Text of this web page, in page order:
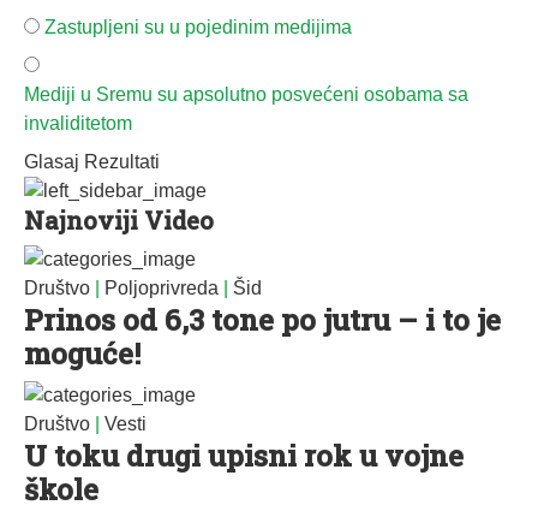
Zastupljeni su u pojedinim medijima
Mediji u Sremu su apsolutno posvećeni osobama sa
invaliditetom
Glasaj Rezultati
Najnoviji Video
Društvo Poljoprivreda Šid
Prinos od 6,3 tone po jutru – i to je
moguće!
Društvo Vesti
U toku drugi upisni rok u vojne
škole